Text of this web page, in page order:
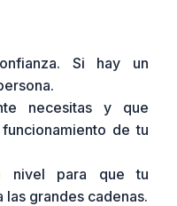
Si hay un
necesitas y que
de tu
nivel para que tu
grandes cadenas.